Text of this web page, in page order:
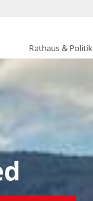
Rathaus & Politik